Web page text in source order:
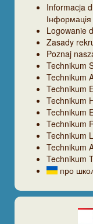
Informacja
Інформація
Logowanie
Zasady
Poznaj
Technikum
Technikum
Technikum
Technikum
Technikum
Technikum
Technikum
Technikum
Technikum
про